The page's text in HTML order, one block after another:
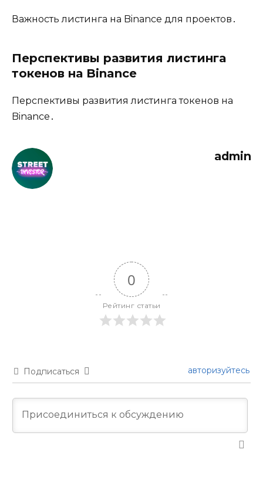
Важность листинга на Binance для проектов․
Перспективы развития листинга
токенов на Binance
Перспективы развития листинга токенов на
Binance․
admin
0
Рейтинг статьи
Подписаться авторизуйтесь